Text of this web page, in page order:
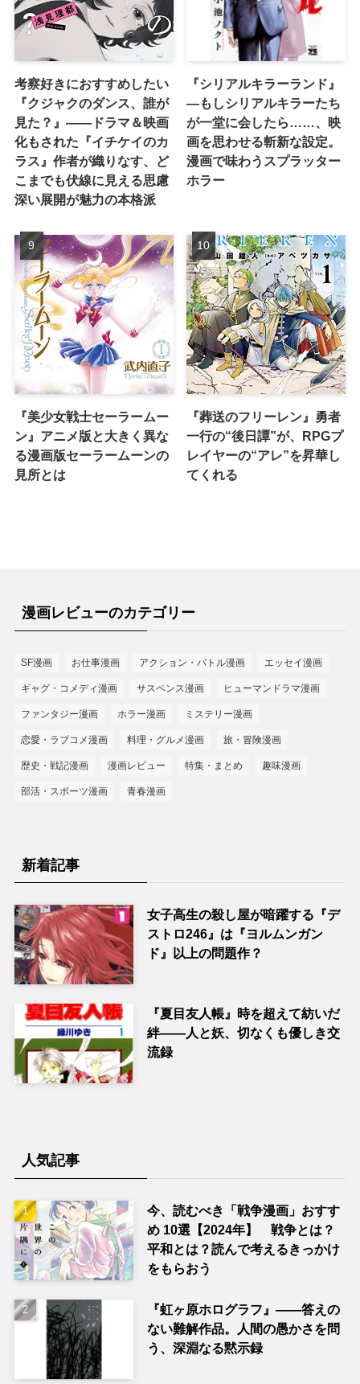
考察好きにおすすめしたい
『クジャクのダンス、誰が
見た？』――ドラマ＆映画
化もされた『イチケイのカ
ラス』作者が織りなす、ど
こまでも伏線に見える思慮
深い展開が魅力の本格派
『シリアルキラーランド』
―もしシリアルキラーたち
が一堂に会したら……、映
画を思わせる斬新な設定。
漫画で味わうスプラッター
ホラー
『美少女戦士セーラームー
ン』アニメ版と大きく異な
る漫画版セーラームーンの
見所とは
『葬送のフリーレン』勇者
一行の“後日譚”が、RPGプ
レイヤーの“アレ”を昇華し
てくれる
漫画レビューのカテゴリー
SF漫画 お仕事漫画 アクション・バトル漫画 エッセイ漫画
ギャグ・コメディ漫画 サスペンス漫画 ヒューマンドラマ漫画
ファンタジー漫画 ホラー漫画 ミステリー漫画
恋愛・ラブコメ漫画 料理・グルメ漫画 旅・冒険漫画
歴史・戦記漫画 漫画レビュー 特集・まとめ 趣味漫画
部活・スポーツ漫画 青春漫画
新着記事
女子高生の殺し屋が暗躍する『デ
ストロ246』は『ヨルムンガン
ド』以上の問題作？
『夏目友人帳』時を超えて紡いだ
絆――人と妖、切なくも優しき交
流録
人気記事
今、読むべき「戦争漫画」おすす
め 10選【2024年】 戦争とは？
平和とは？読んで考えるきっかけ
をもらおう
『虹ヶ原ホログラフ』——答えの
ない難解作品。人間の愚かさを問
う、深淵なる黙示録